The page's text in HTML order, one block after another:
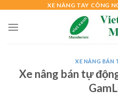
content
XE NÂNG TAY CÔNG
XE NÂNG BÁN
Xe nâng bán tự